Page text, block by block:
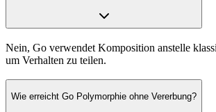
Nein, Go verwendet Komposition anstelle
um Verhalten zu teilen.
Wie erreicht Go Polymorphie ohne Vererbung?